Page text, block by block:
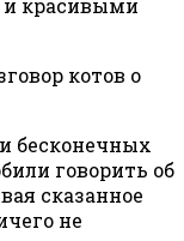
красивыми
котов о
бесконечных
говорить об
сказанное
не